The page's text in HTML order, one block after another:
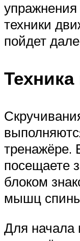
техники
пойдет
тренажёре.
посещаете
блоком
мышц
Для начала